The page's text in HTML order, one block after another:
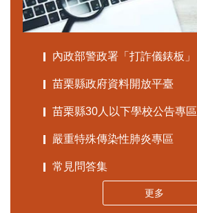
內政部警政署「打詐儀錶板」
苗栗縣政府資料開放平臺
苗栗縣30人以下學校公告專區
嚴重特殊傳染性肺炎專區
常見問答集
更多